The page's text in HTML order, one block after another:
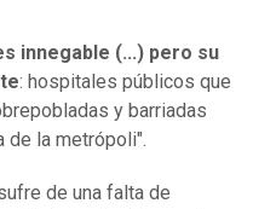
innegable (...) pero su
: hospitales públicos que
y barriadas
de la metrópoli".
de una falta de